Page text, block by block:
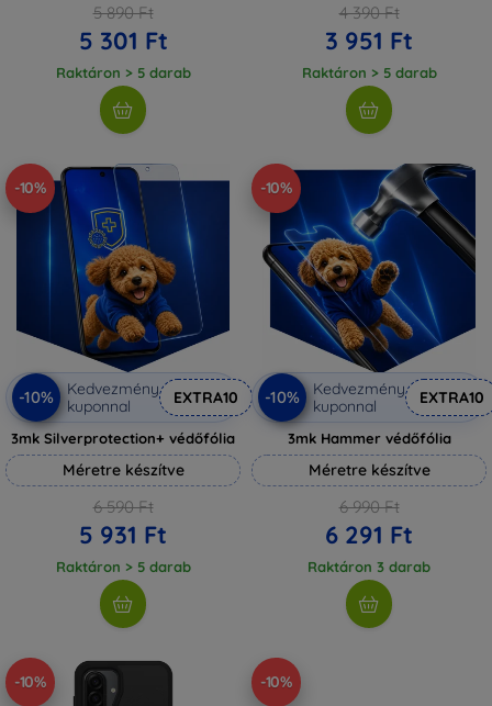
5 890 Ft
5 301 Ft
Raktáron > 5 darab
4 390 Ft
3 951 Ft
Raktáron > 5 darab
-10%
-10%
Kedvezmény
kuponnal
EXTRA10
3mk Silverprotection+ védőfólia
Méretre készítve
6 590 Ft
5 931 Ft
Raktáron > 5 darab
-10%
-10%
Kedvezmény
kuponnal
EXTRA10
3mk Hammer védőfólia
Méretre készítve
6 990 Ft
6 291 Ft
Raktáron 3 darab
-10% -10%